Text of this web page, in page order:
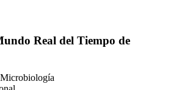
Real del Tiempo de